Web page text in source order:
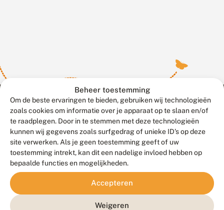
Beheer toestemming
Om de beste ervaringen te bieden, gebruiken wij technologieën
zoals cookies om informatie over je apparaat op te slaan en/of
te raadplegen. Door in te stemmen met deze technologieën
kunnen wij gegevens zoals surfgedrag of unieke ID's op deze
site verwerken. Als je geen toestemming geeft of uw
toestemming intrekt, kan dit een nadelige invloed hebben op
bepaalde functies en mogelijkheden.
Accepteren
Weigeren
Contact
Veelgestelde vragen
Meld waarnemingen© 2026 Vlinderstichting
Duurzaam ontwikkeld door
Go2People
, ontworpen door
Blue Field Agency
Privacy
Disclaimer
Sitemap